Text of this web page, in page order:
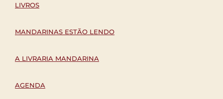
LIVROS
MANDARINAS ESTÃO LENDO
A LIVRARIA MANDARINA
AGENDA